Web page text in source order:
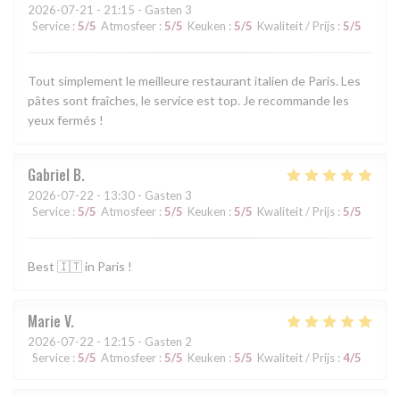
2026-07-21 - 21:15 - Gasten 3
Service : 5/5 Atmosfeer : 5/5 Keuken : 5/5 Kwaliteit / Prijs : 5/5
Tout simplement le meilleure restaurant italien de Paris. Les
pâtes sont fraîches, le service est top. Je recommande les
yeux fermés !
Gabriel B
2026-07-22 - 13:30 - Gasten 3
Service : 5/5 Atmosfeer : 5/5 Keuken : 5/5 Kwaliteit / Prijs : 5/5
Best 🇮🇹 in Paris !
Marie V
2026-07-22 - 12:15 - Gasten 2
Service : 5/5 Atmosfeer : 5/5 Keuken : 5/5 Kwaliteit / Prijs : 4/5